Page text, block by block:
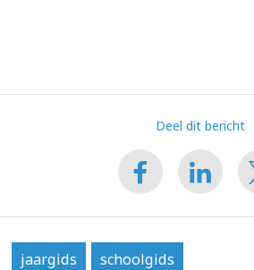
Deel dit bericht
jaargids schoolgids